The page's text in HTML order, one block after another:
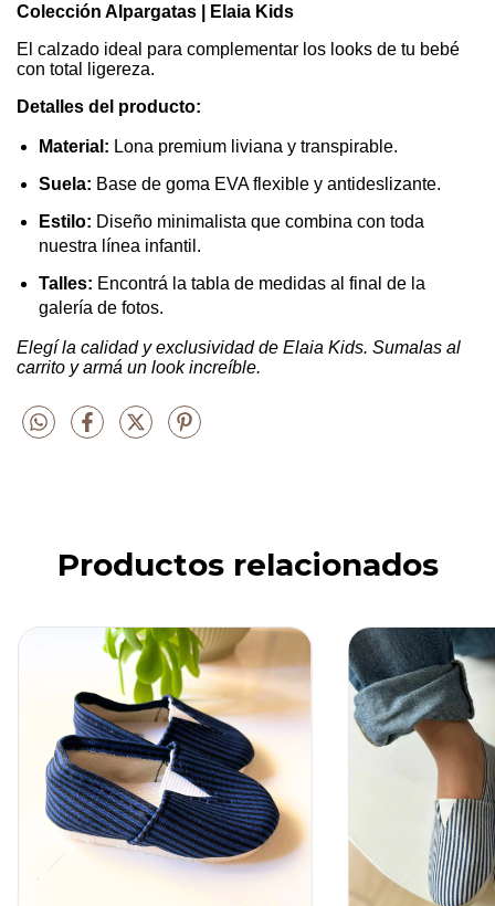
Colección Alpargatas | Elaia Kids
El calzado ideal para complementar los looks de tu bebé
con total ligereza.
Detalles del producto:
Material: Lona premium liviana y transpirable.
Suela: Base de goma EVA flexible y antideslizante.
Estilo: Diseño minimalista que combina con toda
nuestra línea infantil.
Talles: Encontrá la tabla de medidas al final de la
galería de fotos.
Elegí la calidad y exclusividad de Elaia Kids. Sumalas al
carrito y armá un look increíble.
Productos relacionados